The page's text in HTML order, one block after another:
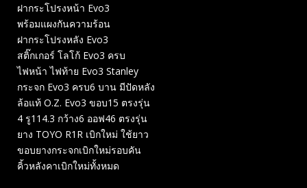
ฝากระโปรงหน้า Evo3
พร้อมแผงกันความร้อน
ฝากระโปรงหลัง Evo3
สติ๊กเกอร์​ โลโก้ Evo3 ครบ
ไฟหน้า ไฟท้าย Evo3 Stanley
กระจก Evo3 ครบ6 บาน มีปัดหลัง
ล้อแท้ O.Z. Evo3 ขอบ15 ตรงรุ่น
4 รู114.3 กว้าง6 ออฟ46 ตรงรุ่น
ยาง TOYO R1R เบิกใหม่ ใช้ยาว
ขอบยางกระจกเบิกใหม่รอบคัน
คิ้วหลังคาเบิกใหม่ทั้งหมด